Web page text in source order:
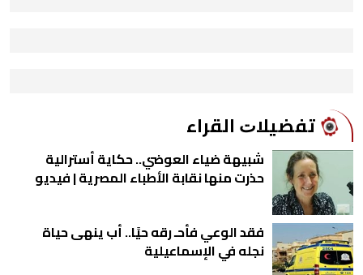
ﺗﻔﻀﻴﻼﺕ اﻟﻘﺮاء
شبيهة ضياء العوضي.. حكاية أسترالية
حذرت منها نقابة الأطباء المصرية | فيديو
فقد الوعي فأحـ رقه حيًا.. أب ينهى حياة
نجله في الإسماعيلية